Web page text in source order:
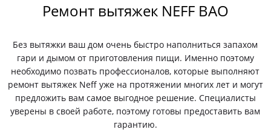
Ремонт вытяжек NEFF ВАО
Без вытяжки ваш дом очень быстро наполниться запахом
гари и дымом от приготовления пищи. Именно поэтому
необходимо позвать профессионалов, которые выполняют
ремонт вытяжек Neff уже на протяжении многих лет и могут
предложить вам самое выгодное решение. Специалисты
уверены в своей работе, поэтому готовы предоставить вам
гарантию.